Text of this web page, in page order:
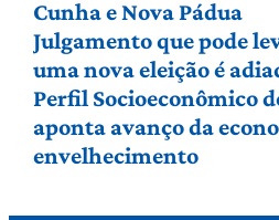
Cunha e Nova Pádua
Julgamento que pode
uma nova eleição é
Perfil Socioeconômico
aponta avanço da
envelhecimento